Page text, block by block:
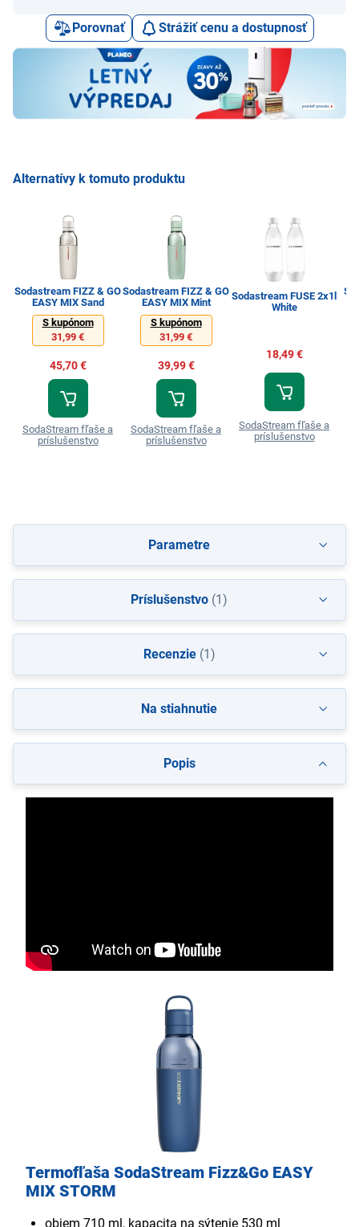
Porovnať Strážiť cenu a dostupnosť
Alternatívy k tomuto produktu
Sodastream FIZZ & GO
EASY MIX Sand
S kupónom
31,99 €
45,70 €
SodaStream fľaše a
príslušenstvo
Sodastream FIZZ & GO
EASY MIX Mint
S kupónom
31,99 €
39,99 €
SodaStream fľaše a
príslušenstvo
Sodastream FUSE 2x1l
White
18,49 €
SodaStream fľaše a
príslušenstvo
Popis
Termofľaša SodaStream Fizz&Go EASY
MIX STORM
objem 710 ml, kapacita na sýtenie 530 ml
Parametre
Príslušenstvo (1)
Recenzie(1)
Na stiahnutie